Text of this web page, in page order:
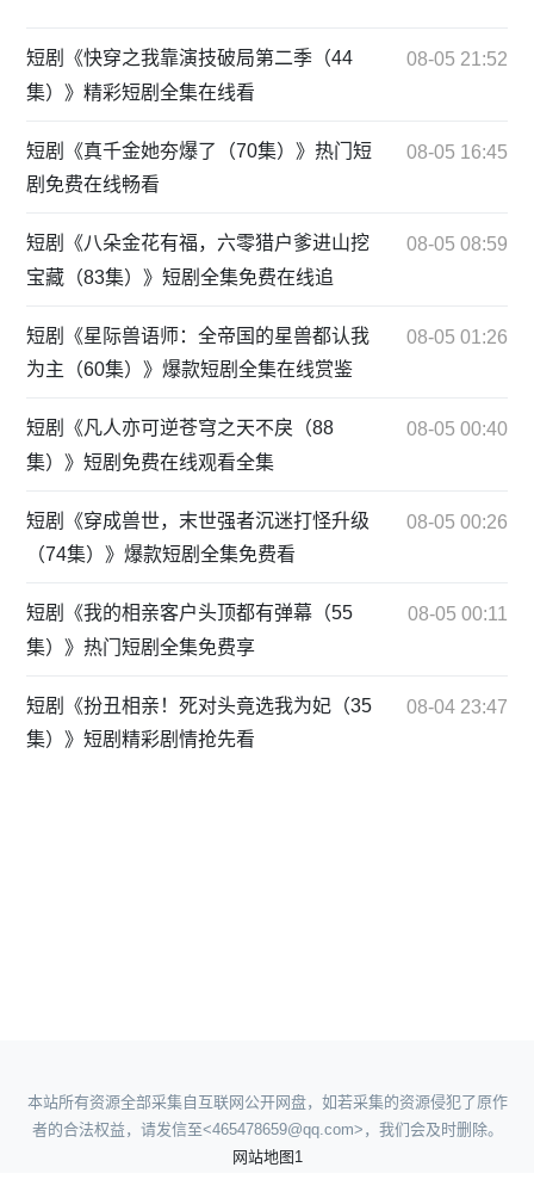
短剧《快穿之我靠演技破局第二季（44
集）》精彩短剧全集在线看
08-05 21:52
短剧《真千金她夯爆了（70集）》热门短
剧免费在线畅看
08-05 16:45
短剧《八朵金花有福，六零猎户爹进山挖
宝藏（83集）》短剧全集免费在线追
08-05 08:59
短剧《星际兽语师：全帝国的星兽都认我
为主（60集）》爆款短剧全集在线赏鉴
08-05 01:26
短剧《凡人亦可逆苍穹之天不戾（88
集）》短剧免费在线观看全集
08-05 00:40
短剧《穿成兽世，末世强者沉迷打怪升级
（74集）》爆款短剧全集免费看
08-05 00:26
短剧《我的相亲客户头顶都有弹幕（55
集）》热门短剧全集免费享
08-05 00:11
短剧《扮丑相亲！死对头竟选我为妃（35
集）》短剧精彩剧情抢先看
08-04 23:47
本站所有资源全部采集自互联网公开网盘，如若采集的资源侵犯了原作
者的合法权益，请发信至<465478659@qq.com>，我们会及时删除。
网站地图1